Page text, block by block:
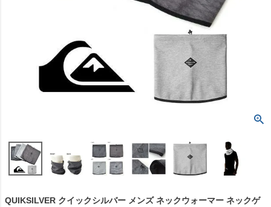
QUIKSILVER クイックシルバー メンズ ネックウォーマー ネックゲ